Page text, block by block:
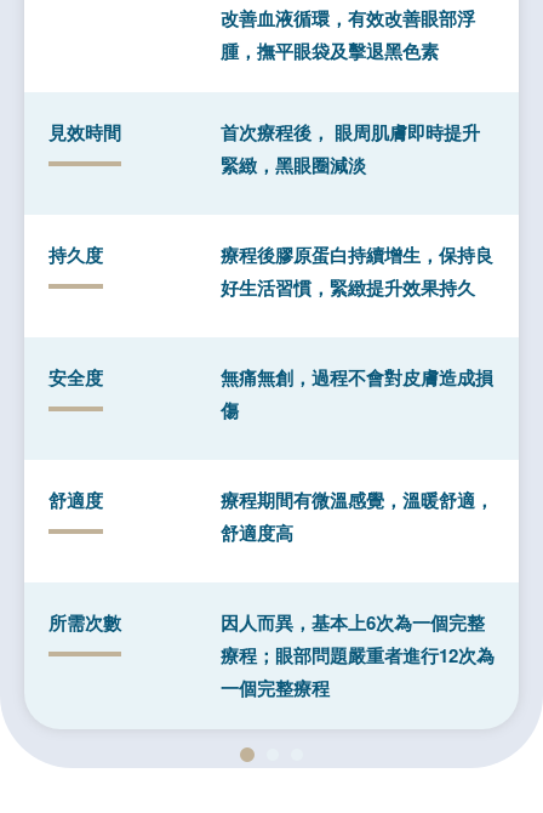
改善血液循環，有效改善眼部浮
腫，撫平眼袋及擊退黑色素
見效時間
首次療程後， 眼周肌膚即時提升
緊緻，黑眼圈減淡
持久度
療程後膠原蛋白持續增生，保持良
好生活習慣，緊緻提升效果持久
安全度
無痛無創，過程不會對皮膚造成損
傷
舒適度
療程期間有微溫感覺，溫暖舒適，
舒適度高
所需次數
因人而異，基本上6次為一個完整
療程；眼部問題嚴重者進行12次為
一個完整療程